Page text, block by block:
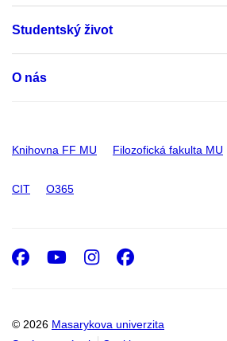
Studentský život
O nás
Knihovna FF MU Filozofická fakulta MU
CIT O365
© 2026 Masarykova univerzita
Facebook
Youtube
Instagram
Facebook